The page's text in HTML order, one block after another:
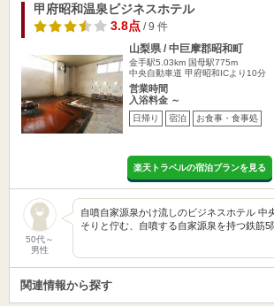
甲府昭和温泉ビジネスホテル
3.8点/ 9 件
山梨県 / 中巨摩郡昭和町
金手駅5.03km 国母駅775m
中央自動車道 甲府昭和ICより10分
営業時間
入浴料金 ～
日帰り 宿泊 お食事・食事処
楽天トラベルの宿泊プランを見る
50代～
男性
自噴自家源泉かけ流しのビジネスホテル 中
そりと佇む、自噴する自家源泉を持つ鉄筋5
関連情報から探す